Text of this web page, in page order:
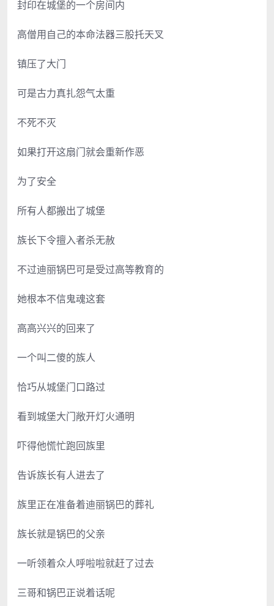
封印在城堡的一个房间内
高僧用自己的本命法器三股托天叉
镇压了大门
可是古力真扎怨气太重
不死不灭
如果打开这扇门就会重新作恶
为了安全
所有人都搬出了城堡
族长下令擅入者杀无赦
不过迪丽锅巴可是受过高等教育的
她根本不信鬼魂这套
高高兴兴的回来了
一个叫二傻的族人
恰巧从城堡门口路过
看到城堡大门敞开灯火通明
吓得他慌忙跑回族里
告诉族长有人进去了
族里正在准备着迪丽锅巴的葬礼
族长就是锅巴的父亲
一听领着众人呼啦啦就赶了过去
三哥和锅巴正说着话呢